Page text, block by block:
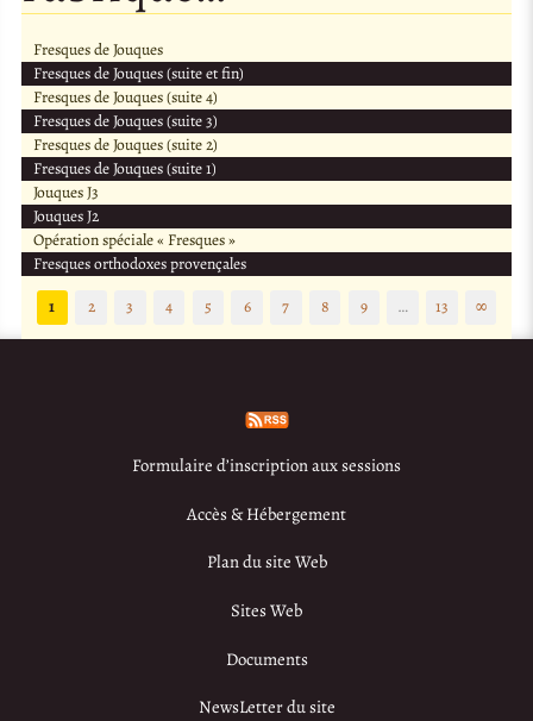
Fresques de Jouques
Fresques de Jouques (suite et fin)
Fresques de Jouques (suite 4)
Fresques de Jouques (suite 3)
Fresques de Jouques (suite 2)
Fresques de Jouques (suite 1)
Jouques J3
Jouques J2
Opération spéciale « Fresques »
Fresques orthodoxes provençales
1
2 3 4 5 6 7 8 9 … 13 ∞
Formulaire d’inscription aux sessions
Accès & Hébergement
Plan du site Web
Sites Web
Documents
NewsLetter du site